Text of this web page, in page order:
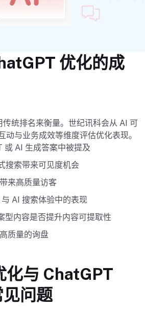
优化的成
统排名来衡量。世纪讯科会从 AI 可
动与业务成效等维度评估优化表现。
AI 生成答案中被提及
搜索带来可见度机会
来高质量访客
AI 搜索体验中的表现
型内容是否提升内容可提取性
质量的询盘
化与 ChatGPT
问题